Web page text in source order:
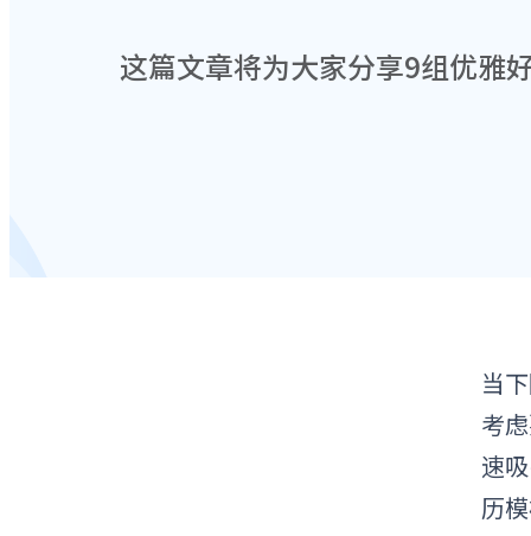
这篇文章将为大家分享9组优雅
当
考
速
历